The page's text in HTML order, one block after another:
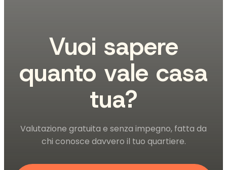
Vuoi sapere
quanto vale casa
tua?
Valutazione gratuita e senza impegno, fatta da
chi conosce davvero il tuo quartiere.